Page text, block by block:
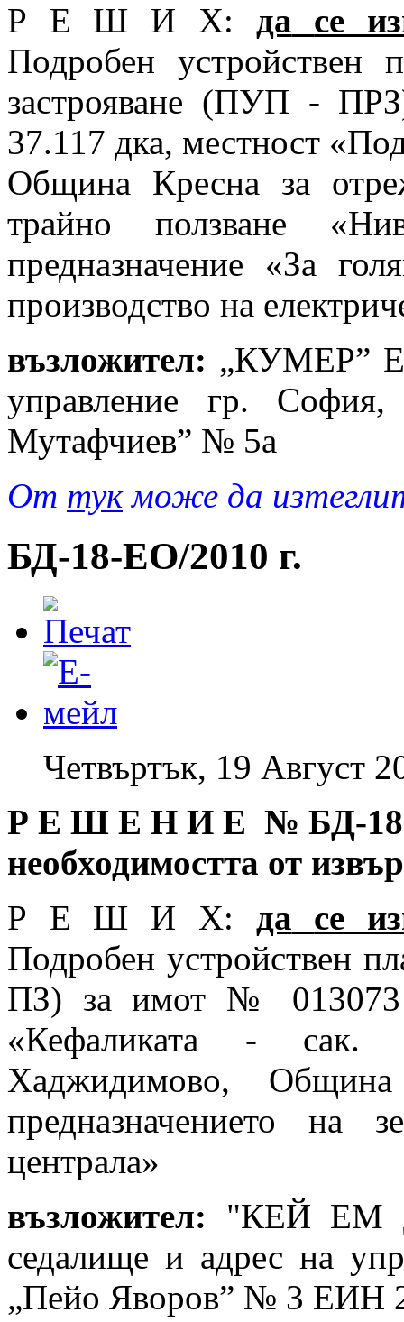
Р Е Ш И Х: да
се
Подробен
застрояване (ПУП -
37.117 дка, местност
Община Кресна за
трайно ползване
предназначение «За
производство на
възложител: „КУМЕР”
управление гр.
Мутафчиев” № 5а
От тукможе да
БД-18-EO/2010 г.
Четвъртък, 19 Август
Р Е Ш Е Н И Е № БД-
необходимостта от
Р Е Ш И Х: да
се
Подробен устройствен
ПЗ) за имот № 013073
«Кефаликата -
Хаджидимово,
предназначението на
централа»
възложител: "КЕЙ ЕМ
седалище и адрес на
„Пейо Яворов” № 3 ЕИН